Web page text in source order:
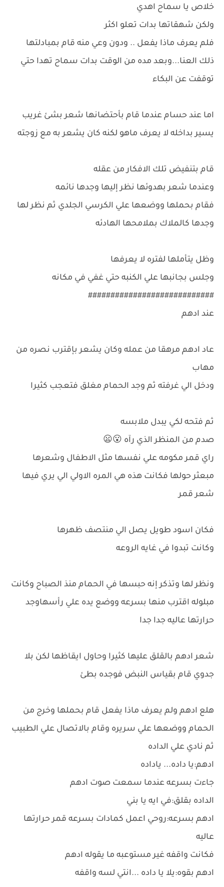
خلاص يا سماح اهدي
ولكن شهقاتها بدات تعلو اكثر
فلم يعرف ماذا يفعل .. ودون وعي منه قام بمبادلتها
ذلك العنا...وبعد مده من الوقت بدات سماح تهدا حتي
توقفت عن البكاء
اما عند حسام عندما قام بأحتضانها شعر بشئ غريب
يسير بداخله لا يعرف ماهو لكنه كان يشعر به مع زوجته
قام بتنفيض تلك الافكار من عقله
وعندما شعر بهدوئها نظر إليها وجدها نائمه
فقام بحملها ووضعها علي الكرسي الجلدي ثم نظر لها
وجدها كالملاك بملامحها الهادئه
وظل يتأملها لفتره لا يعرفها
وجلس بجانبها علي الكنبه حتي غفي في مكانه
############################
عند ادهم
عاد ادهم مرهقا من عمله وكان يشعر بإقترب نصره من
مهاب
ودخل الي غرفته ثم وجد الحمام مغلق فتعجب كثيرا
ثم فتحه لكي يبدل ملابسه
صدم من المنظر الذي رآه 😮😦
راي قمر مكومه علي نفسها مثل الاطفال وشعرها
مبعثر حولها فكانت هذه هي المره الاولي الي يري فيها
شعر قمر
فكان اسود طويل يصل الي منتصف ظهرها
وكانت تبدوا في غايه الروعه
ونظر لها وتذكر إنه حبسها في الحمام منذ الصباح وكانت
مبلوله اقترب منها بسرعه ووضع يده علي رأسهاوجد
حرارتها عاليه جدا جدا
شعر ادهم بالقلق عليها كثيرا وحاول ايقاظها لكن بلا
جدوي قام بقياس النبض فوجده بطئ
هلع ادهم ولم يعرف ماذا يفعل قام بحملها وخرج من
الحمام ووضعها علي سريره وقام بالاتصال علي الطبيب
ثم نادي علي الداده
ادهم:يا داده... ياداده
جاءت بسرعه عندما سمعت صوت ادهم
الداده بقلق:في ايه يا بني
ادهم بسرعه:روحي اعمل كمادات بسرعه قمر حرارتها
عاليه
فكانت واقفه غير مستوعبه ما يقوله ادهم
ادهم بقوه:يلا يا داده ...انتي لسه واقفه